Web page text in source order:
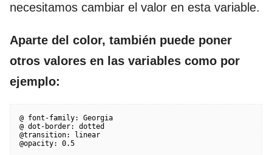
necesitamos cambiar el valor en esta variable.
Aparte del color, también puede poner
otros valores en las variables como por
ejemplo:
@ font-family: Georgia
@ dot-border: dotted
@transition: linear
@opacity: 0.5